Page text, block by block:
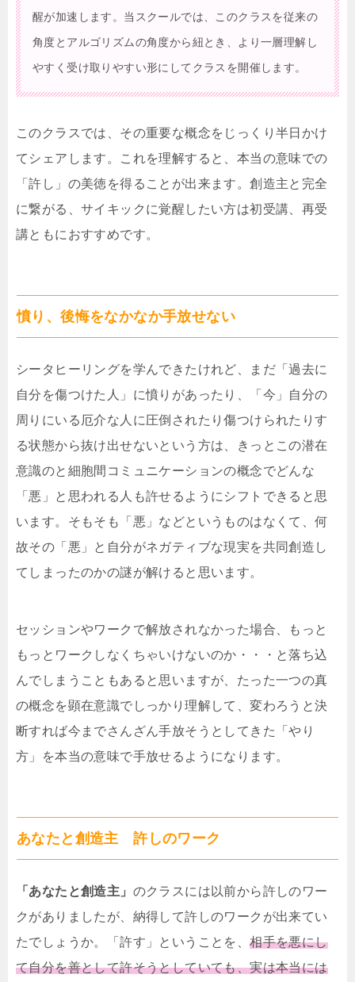
醒が加速します。当スクールでは、このクラスを従来の
角度とアルゴリズムの角度から紐とき、より一層理解し
やすく受け取りやすい形にしてクラスを開催します。
このクラスでは、その重要な概念をじっくり半日かけ
てシェアします。これを理解すると、本当の意味での
「許し」の美徳を得ることが出来ます。創造主と完全
に繋がる、サイキックに覚醒したい方は初受講、再受
講ともにおすすめです。
憤り、後悔をなかなか手放せない
シータヒーリングを学んできたけれど、まだ「過去に
自分を傷つけた人」に憤りがあったり、「今」自分の
周りにいる厄介な人に圧倒されたり傷つけられたりす
る状態から抜け出せないという方は、きっとこの潜在
意識のと細胞間コミュニケーションの概念でどんな
「悪」と思われる人も許せるようにシフトできると思
います。そもそも「悪」などというものはなくて、何
故その「悪」と自分がネガティブな現実を共同創造し
てしまったのかの謎が解けると思います。
セッションやワークで解放されなかった場合、もっと
もっとワークしなくちゃいけないのか・・・と落ち込
んでしまうこともあると思いますが、たった一つの真
の概念を顕在意識でしっかり理解して、変わろうと決
断すれば今までさんざん手放そうとしてきた「やり
方」を本当の意味で手放せるようになります。
あなたと創造主 許しのワーク
「あなたと創造主」 のクラスには以前から許しのワー
クがありましたが、納得して許しのワークが出来てい
たでしょうか。「許す」ということを、相手を悪にし
て自分を善として許そうとしていても、実は本当には